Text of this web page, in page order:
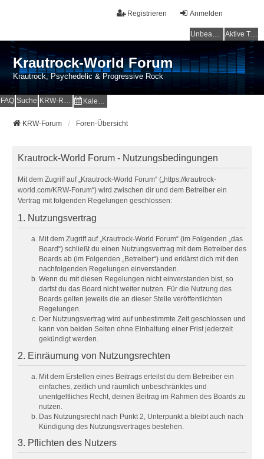
Anmelden
Registrieren
Unbeantwortete Themen Aktive Themen
Krautrock-World Forum
Krautrock, Psychedelic & Progressive Rock
FAQ Suche KRW-Radio Kalender
KRW-Forum Foren-Übersicht
Krautrock-World Forum - Nutzungsbedingungen
Mit dem Zugriff auf „Krautrock-World Forum“ („https://krautrock-
world.com/KRW-Forum“) wird zwischen dir und dem Betreiber ein
Vertrag mit folgenden Regelungen geschlossen:
1. Nutzungsvertrag
Mit dem Zugriff auf „Krautrock-World Forum“ (im Folgenden „das
Board“) schließt du einen Nutzungsvertrag mit dem Betreiber des
Boards ab (im Folgenden „Betreiber“) und erklärst dich mit den
nachfolgenden Regelungen einverstanden.
Wenn du mit diesen Regelungen nicht einverstanden bist, so
darfst du das Board nicht weiter nutzen. Für die Nutzung des
Boards gelten jeweils die an dieser Stelle veröffentlichten
Regelungen.
Der Nutzungsvertrag wird auf unbestimmte Zeit geschlossen und
kann von beiden Seiten ohne Einhaltung einer Frist jederzeit
gekündigt werden.
2. Einräumung von Nutzungsrechten
Mit dem Erstellen eines Beitrags erteilst du dem Betreiber ein
einfaches, zeitlich und räumlich unbeschränktes und
unentgeltliches Recht, deinen Beitrag im Rahmen des Boards zu
nutzen.
Das Nutzungsrecht nach Punkt 2, Unterpunkt a bleibt auch nach
Kündigung des Nutzungsvertrages bestehen.
3. Pflichten des Nutzers